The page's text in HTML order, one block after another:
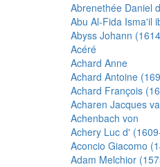
Abrenethée Daniel
Abu Al-Fida Isma'il
Abyss Johann
Acéré
Achard Anne
Achard Antoine
Achard François
Acharen Jacques
Achenbach von
Achery Luc d'
Aconcio Giacomo
Adam Melchior